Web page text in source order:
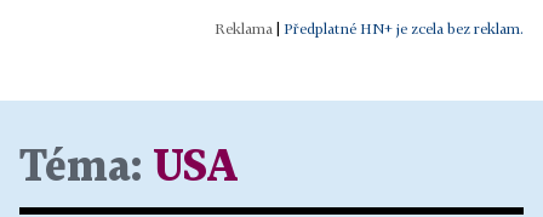
Předplatné HN+ je zcela bez reklam.
Téma: USA